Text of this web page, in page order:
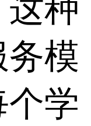
种
模
学